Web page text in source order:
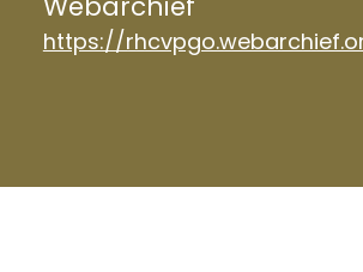
https://